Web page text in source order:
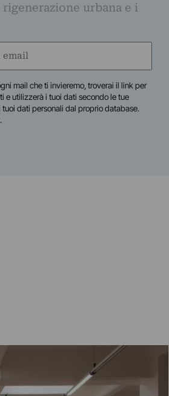
urbana e i
mail che ti invieremo, troverai il link per
e utilizzerà i tuoi dati secondo le tue
dati personali dal proprio database.
.